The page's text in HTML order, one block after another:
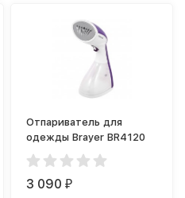
Отпариватель для
одежды Brayer BR4120
3 090₽